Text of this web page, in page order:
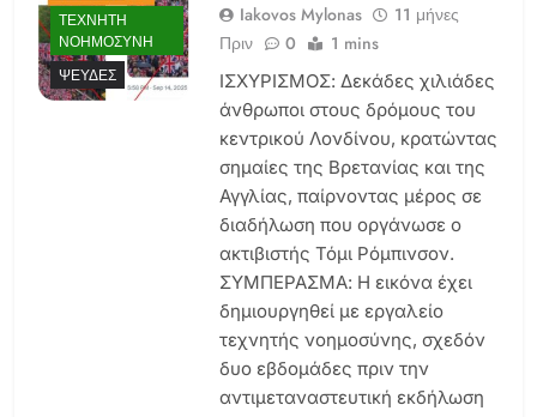
ΤΕΧΝΗΤΉ
ΝΟΗΜΟΣΎΝΗ
ΨΕΥΔΈΣ
Iakovos Mylonas
11 μήνες
Πριν
0 1 mins
ΙΣΧΥΡΙΣΜΟΣ: Δεκάδες χιλιάδες
άνθρωποι στους δρόμους του
κεντρικού Λονδίνου, κρατώντας
σημαίες της Βρετανίας και της
Αγγλίας, παίρνοντας μέρος σε
διαδήλωση που οργάνωσε ο
ακτιβιστής Τόμι Ρόμπινσον.
ΣΥΜΠΕΡΑΣΜΑ: Η εικόνα έχει
δημιουργηθεί με εργαλείο
τεχνητής νοημοσύνης, σχεδόν
δυο εβδομάδες πριν την
αντιμεταναστευτική εκδήλωση